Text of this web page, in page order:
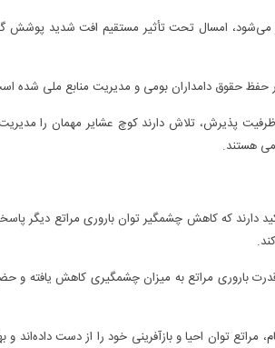
می‌شود، امسال تحت تأثیر مستقیم افت شدید پوشش
حقوق دامداران بومی و مدیریت منابع ملی شده
پذیرش، تلاش دارند کوچ عشایر مهمان را مدیریت
هستند.
دارند که کاهش چشمگیر توان باروری مراتع دیگر
باروری مراتع به میزان چشمگیری کاهش یافته و
مراتع توان احیا و بازآفرینی خود را از دست داده‌اند